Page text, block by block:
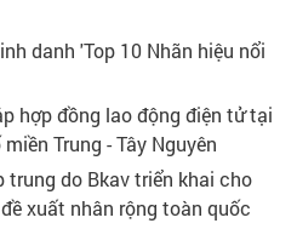
danh 'Top 10 Nhãn hiệu nổi
hợp đồng lao động điện tử tại
Trung - Tây Nguyên
trung do Bkav triển khai cho
xuất nhân rộng toàn quốc